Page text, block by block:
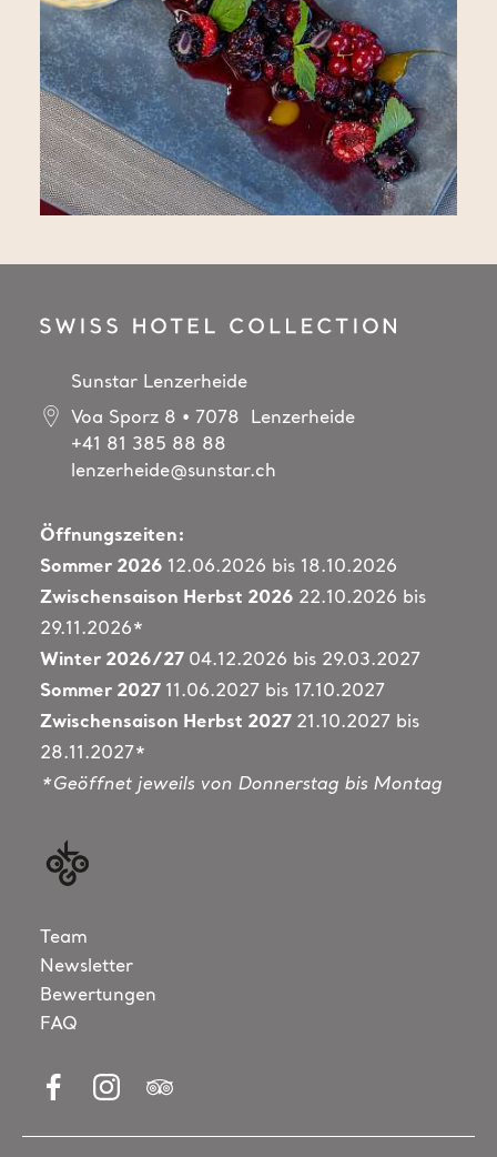
Sunstar Lenzerheide
Voa Sporz 8 • 7078 Lenzerheide
+41 81 385 88 88
lenzerheide@sunstar.ch
Öffnungszeiten:
Sommer 2026 12.06.2026 bis 18.10.2026
Zwischensaison Herbst 2026 22.10.2026 bis
29.11.2026*
Winter 2026/27 04.12.2026 bis 29.03.2027
Sommer 2027 11.06.2027 bis 17.10.2027
Zwischensaison Herbst 2027 21.10.2027 bis
28.11.2027*
*Geöffnet jeweils von Donnerstag bis Montag
Team
Newsletter
Bewertungen
FAQ
Besuchen Sie uns auf Facebook
Besuchen Sie uns auf Instagram
Visit us at Tripadvisor